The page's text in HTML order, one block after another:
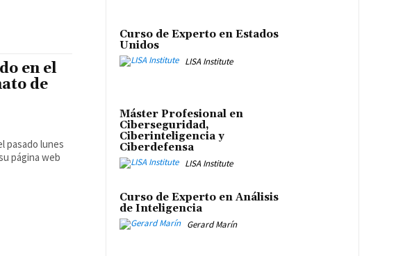
en el
de
pasado lunes
página web
Curso de Experto en Estados
Unidos
LISA Institute
Máster Profesional en
Ciberseguridad,
Ciberinteligencia y
Ciberdefensa
LISA Institute
Curso de Experto en Análisis
de Inteligencia
Gerard Marín